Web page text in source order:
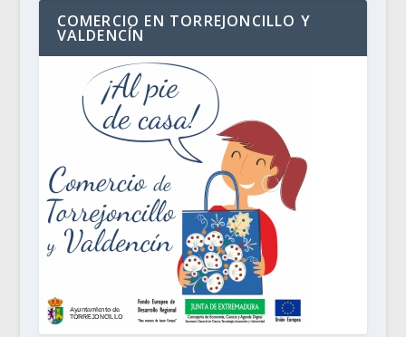
COMERCIO EN TORREJONCILLO Y
VALDENCÍN